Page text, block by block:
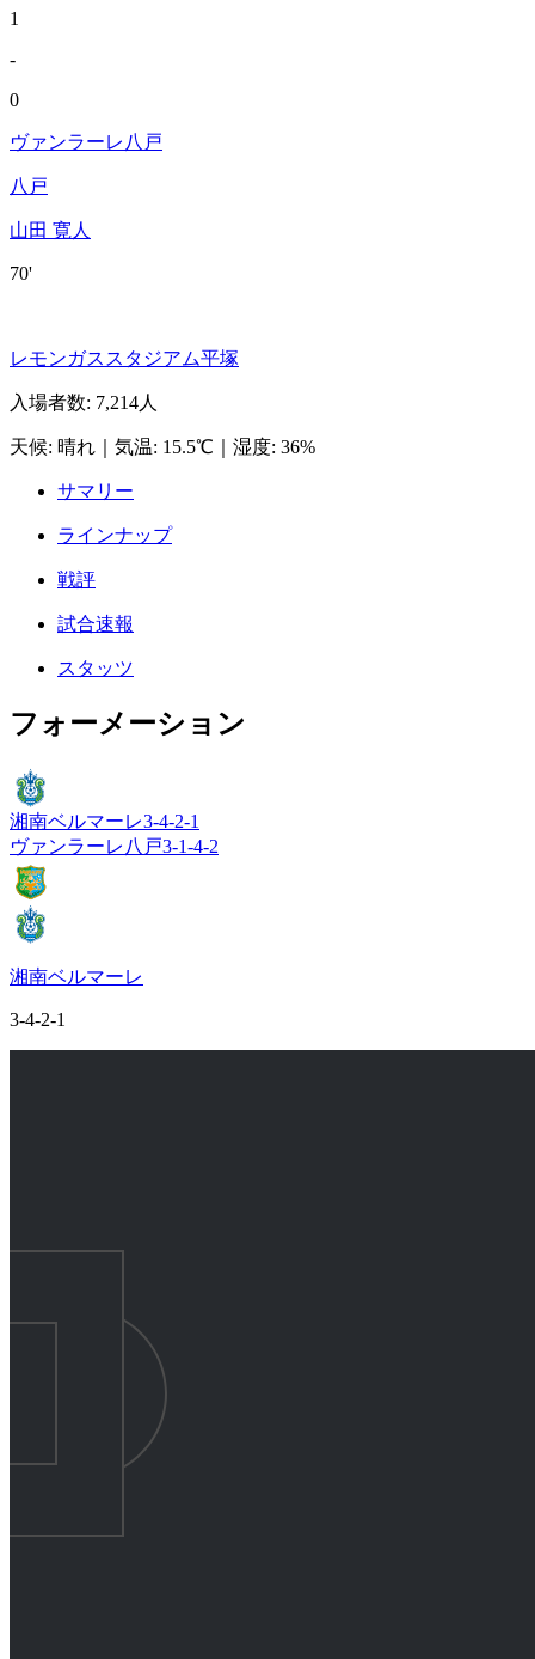
1
-
0
ヴァンラーレ八戸
八戸
山田 寛人
70'
レモンガススタジアム平塚
入場者数: 7,214人
天候: 晴れ 気温: 15.5℃ 湿度: 36%
サマリー
ラインナップ
戦評
試合速報
スタッツ
フォーメーション
湘南ベルマーレ3-4-2-1
ヴァンラーレ八戸3-1-4-2
湘南ベルマーレ
3-4-2-1